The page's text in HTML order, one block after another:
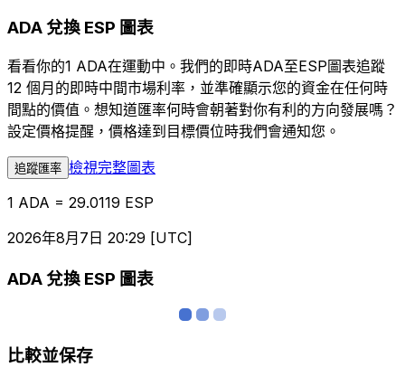
ADA 兌換 ESP 圖表
看看你的1 ADA在運動中。我們的即時ADA至ESP圖表追蹤
12 個月的即時中間市場利率，並準確顯示您的資金在任何時
間點的價值。想知道匯率何時會朝著對你有利的方向發展嗎？
設定價格提醒，價格達到目標價位時我們會通知您。
追蹤匯率 檢視完整圖表
1 ADA = 29.0119 ESP
2026年8月7日 20:29 [UTC]
ADA 兌換 ESP 圖表
比較並保存